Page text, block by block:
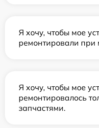
Я хочу, чтобы мое
ремонтировали при
Я хочу, чтобы мое
ремонтировалось
запчастями.